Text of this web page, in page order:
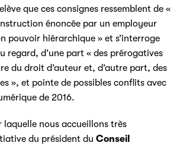
que ces consignes ressemblent de «
énoncée par un employeur
pouvoir hiérarchique » et s’interroge
regard, d’une part « des prérogatives
du droit d’auteur et, d’autre part, des
», et pointe de possibles conflits avec
de 2016.
laquelle nous accueillons très
du président du Conseil